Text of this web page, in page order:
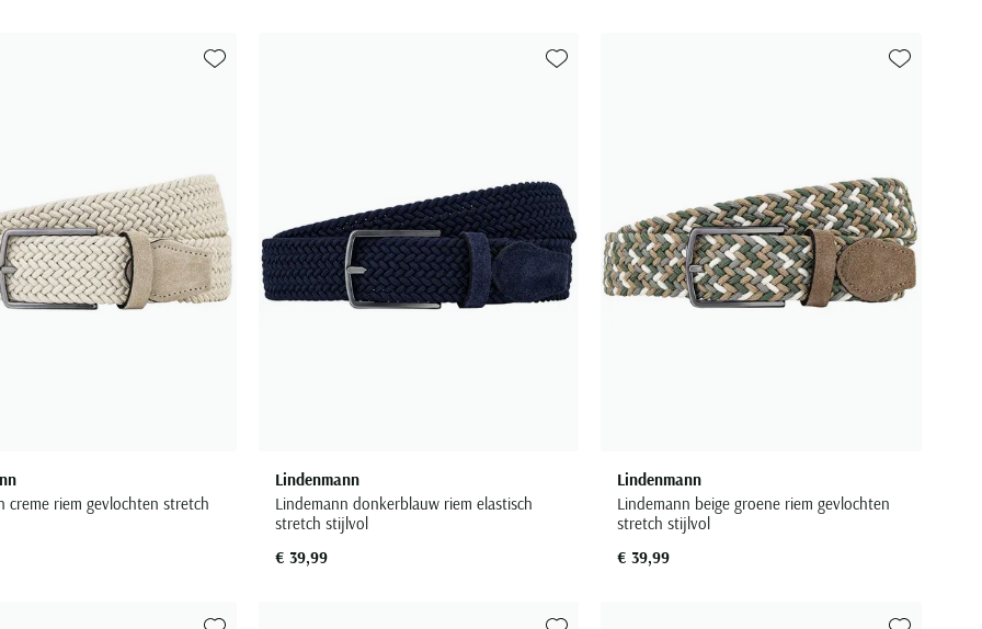
creme riem gevlochten stretch
Lindenmann
Lindemann donkerblauw riem elastisch
stretch stijlvol
€ 39,99
Lindenmann
Lindemann beige groene riem gevlochten
stretch stijlvol
€ 39,99